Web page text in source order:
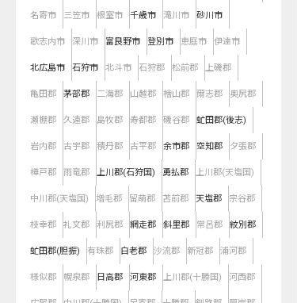
名寄市 三笠市 根室市 千歳市 滝川市 砂川市
歌志内市 深川市 富良野市 登別市 恵庭市 伊達市
北広島市 石狩市 北斗市 石狩郡 松前郡 上磯郡
亀田郡 茅部郡 二海郡 山越郡 檜山郡 爾志郡 奥尻郡
瀬棚郡 久遠郡 島牧郡 寿都郡 磯谷郡 虻田郡(後志)
岩内郡 古宇郡 積丹郡 古平郡 余市郡 空知郡 夕張郡
樺戸郡 雨竜郡 上川郡(石狩国) 勇払郡 上川郡(天塩国)
中川郡(天塩国) 増毛郡 留萌郡 苫前郡 天塩郡 宗谷郡
枝幸郡 礼文郡 利尻郡 網走郡 斜里郡 常呂郡 紋別郡
虻田郡(胆振) 有珠郡 白老郡 沙流郡 新冠郡 浦河郡
様似郡 幌泉郡 日高郡 河東郡 上川郡(十勝国) 河西郡